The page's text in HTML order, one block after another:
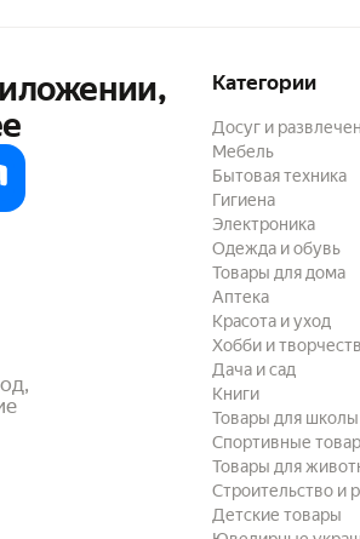
Категории
Досуг и
Мебель
Бытовая техника
Гигиена
Электроника
Одежда и обувь
Товары для дома
Аптека
Красота и уход
Хобби и
Дача и сад
Книги
Товары для
Спортивные
Товары для
Строительство и
Детские товары